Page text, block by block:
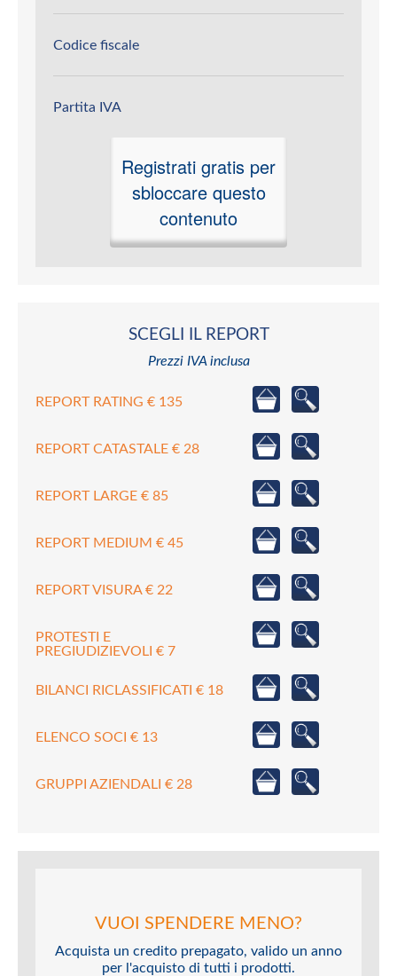
Codice fiscale
Partita IVA
Registrati gratis per
sbloccare questo
contenuto
SCEGLI IL REPORT
Prezzi IVA inclusa
REPORT RATING € 135
REPORT CATASTALE € 28
REPORT LARGE € 85
REPORT MEDIUM € 45
REPORT VISURA € 22
PROTESTI E
PREGIUDIZIEVOLI € 7
BILANCI RICLASSIFICATI € 18
ELENCO SOCI € 13
GRUPPI AZIENDALI € 28
VUOI SPENDERE MENO?
Acquista un credito prepagato, valido un anno
per l'acquisto di tutti i prodotti.